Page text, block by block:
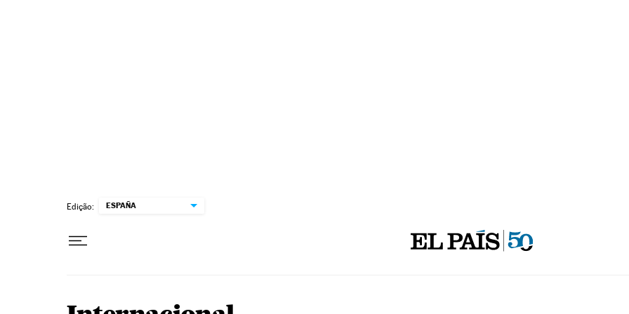
Edição: ESPAÑA